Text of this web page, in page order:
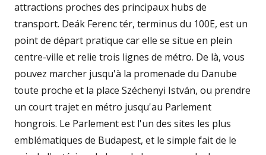
attractions proches des principaux hubs de
transport. Deák Ferenc tér, terminus du 100E, est un
point de départ pratique car elle se situe en plein
centre-ville et relie trois lignes de métro. De là, vous
pouvez marcher jusqu'à la promenade du Danube
toute proche et la place Széchenyi István, ou prendre
un court trajet en métro jusqu'au Parlement
hongrois. Le Parlement est l'un des sites les plus
emblématiques de Budapest, et le simple fait de le